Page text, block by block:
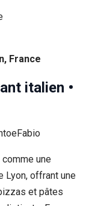
France
italien •
une
Lyon, offrant une
et pâtes